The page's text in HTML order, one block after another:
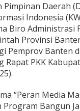
Pimpinan Daerah
Indonesia
Biro Administrasi
Provinsi
Pemprov Banten
Rapat PKK
“Peran Media
Bangun